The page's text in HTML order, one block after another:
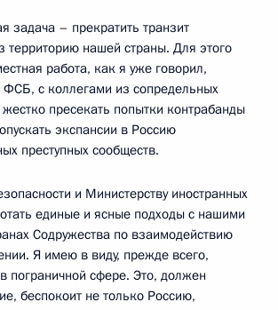
задача – прекратить транзит
территорию нашей страны. Для этого
работа, как я уже говорил,
ФСБ, с коллегами из сопредельных
жестко пресекать попытки контрабанды
экспансии в Россию
преступных сообществ.
и Министерству иностранных
единые и ясные подходы с нашими
Содружества по взаимодействию
Я имею в виду, прежде всего,
пограничной сфере. Это, должен
беспокоит не только Россию,